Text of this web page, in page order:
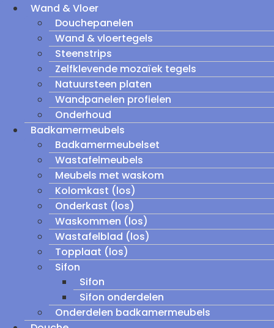
Wand & Vloer
Douchepanelen
Wand & vloertegels
Steenstrips
Zelfklevende mozaïek tegels
Natuursteen platen
Wandpanelen profielen
Onderhoud
Badkamermeubels
Badkamermeubelset
Wastafelmeubels
Meubels met waskom
Kolomkast (los)
Onderkast (los)
Waskommen (los)
Wastafelblad (los)
Topplaat (los)
Sifon
Sifon
Sifon onderdelen
Onderdelen badkamermeubels